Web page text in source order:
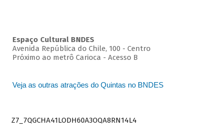
Espaço Cultural BNDES
Avenida República do Chile, 100 - Centro
Próximo ao metrô Carioca - Acesso B
Veja as outras atrações do Quintas no BNDES
Z7_7QGCHA41LODH60A3OQA8RN14L4